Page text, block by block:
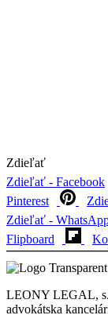
Zdieľať
Zdieľať - Facebook
Pinterest
Zdieľať -
Flipboard
LEONY LEGAL,
advokátska